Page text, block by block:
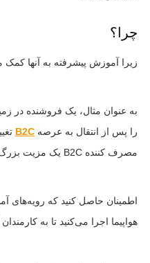
چرا؟
زیرا آموزش پیشرفته به آنها کمک
به عنوان مثال، یک فروشنده در
را پس از انتقال به عرصه B2C
مصرف کننده B2C یک مزیت بزرگ در کار آنها خواهد بود.
اطمینان حاصل کنید که رویه‌های
هواپیما اجرا می‌کنید تا به